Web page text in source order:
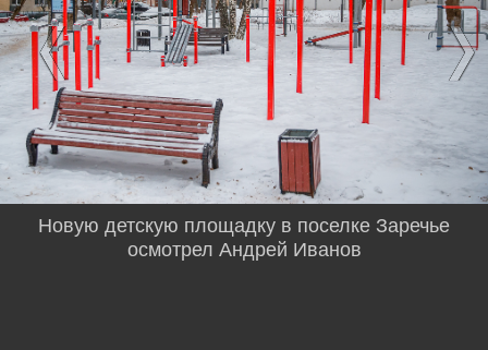
Новую детскую площадку в поселке Заречье
осмотрел Андрей Иванов